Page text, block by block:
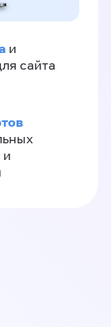
и
сайта
и